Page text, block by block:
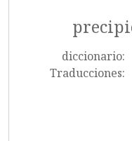
diccionario:
Traducciones: